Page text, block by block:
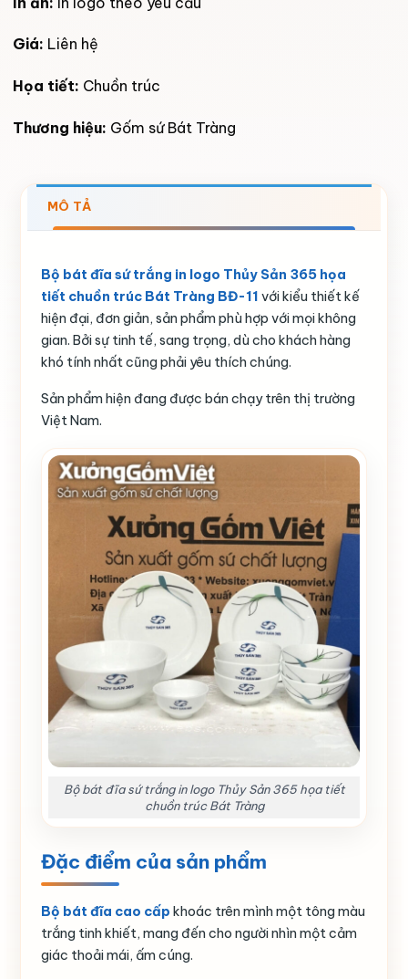
Giá: Liên hệ
Họa tiết: Chuồn trúc
Thương hiệu: Gốm sứ Bát Tràng
MÔ TẢ
Bộ bát đĩa sứ trắng in logo Thủy Sản 365 họa
tiết chuồn trúc Bát Tràng BĐ-11 với kiểu thiết kế
hiện đại, đơn giản, sản phẩm phù hợp với mọi không
gian. Bởi sự tinh tế, sang trọng, dù cho khách hàng
khó tính nhất cũng phải yêu thích chúng.
Sản phẩm hiện đang được bán chạy trên thị trường
Việt Nam.
Bộ bát đĩa sứ trắng in logo Thủy Sản 365 họa tiết
chuồn trúc Bát Tràng
Đặc điểm của sản phẩm
Bộ bát đĩa cao cấp khoác trên mình một tông màu
trắng tinh khiết, mang đến cho người nhìn một cảm
giác thoải mái, ấm cúng.